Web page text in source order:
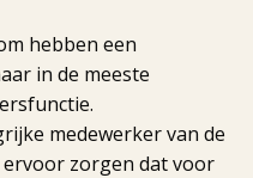
hebben een
in de meeste
medewerker van de
zorgen dat voor